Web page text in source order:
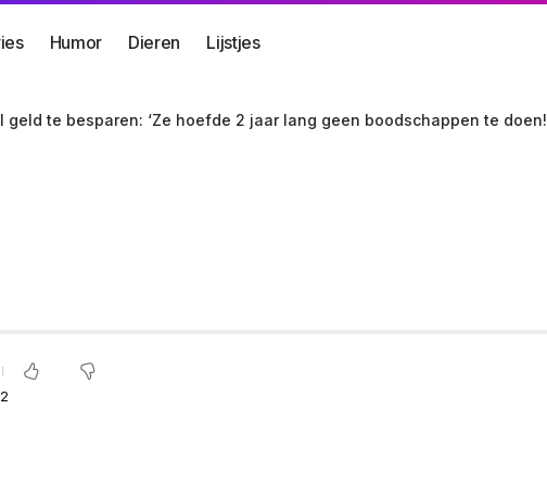
Humor Dieren Lijstjes
geld te besparen: ‘Ze hoefde 2 jaar lang geen boodschappen te